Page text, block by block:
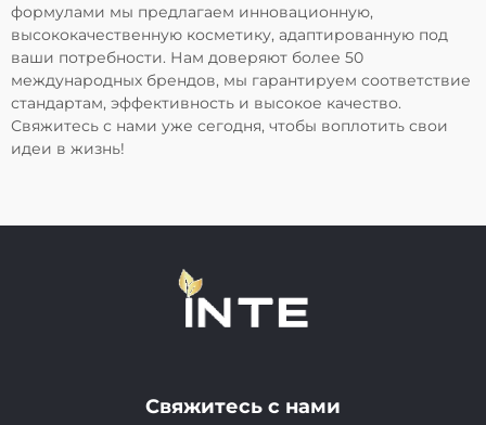
формулами мы предлагаем инновационную,
высококачественную косметику, адаптированную под
ваши потребности. Нам доверяют более 50
международных брендов, мы гарантируем соответствие
стандартам, эффективность и высокое качество.
Свяжитесь с нами уже сегодня, чтобы воплотить свои
идеи в жизнь!
Свяжитесь с нами